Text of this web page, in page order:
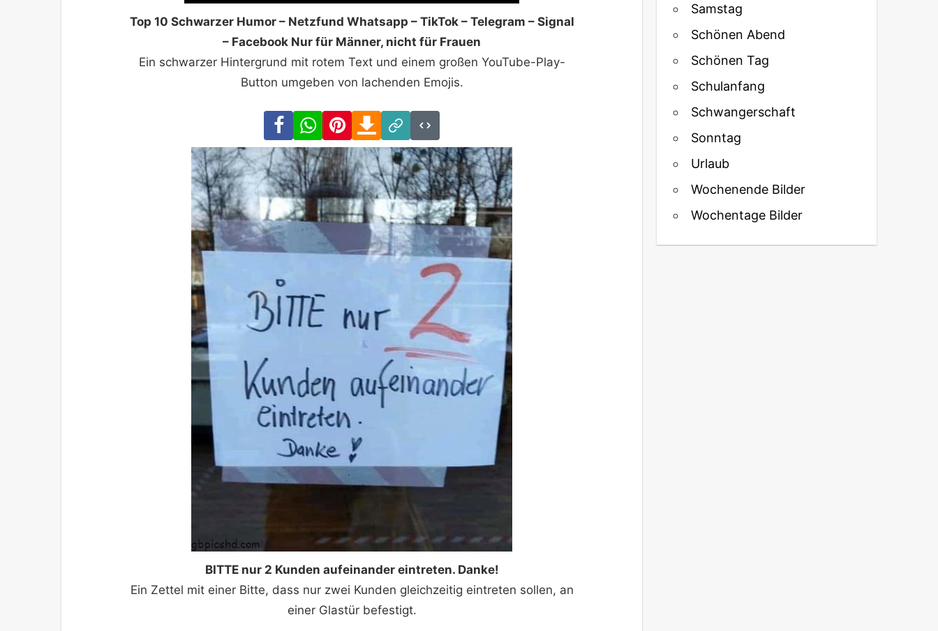
Top 10 Schwarzer Humor – Netzfund Whatsapp – TikTok – Telegram – Signal
– Facebook Nur für Männer, nicht für Frauen
Ein schwarzer Hintergrund mit rotem Text und einem großen YouTube-Play-
Button umgeben von lachenden Emojis.
FacebookWhatsAppPinterestDownload
Link
BITTE nur 2 Kunden aufeinander eintreten. Danke!
Ein Zettel mit einer Bitte, dass nur zwei Kunden gleichzeitig eintreten sollen, an
einer Glastür befestigt.
Samstag
Schönen Abend
Schönen Tag
Schulanfang
Schwangerschaft
Sonntag
Urlaub
Wochenende Bilder
Wochentage Bilder